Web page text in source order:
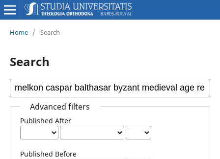
Home / Search
Search
Advanced filters
Published After
Published Before